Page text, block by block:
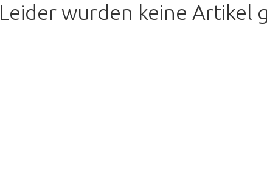
Leider wurden keine Artikel